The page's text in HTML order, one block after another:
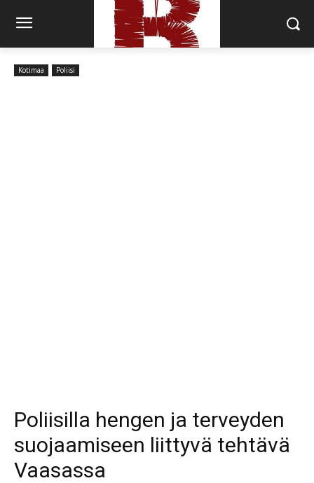
Kotimaa Poliisi
Poliisilla hengen ja terveyden
suojaamiseen liittyvä tehtävä
Vaasassa